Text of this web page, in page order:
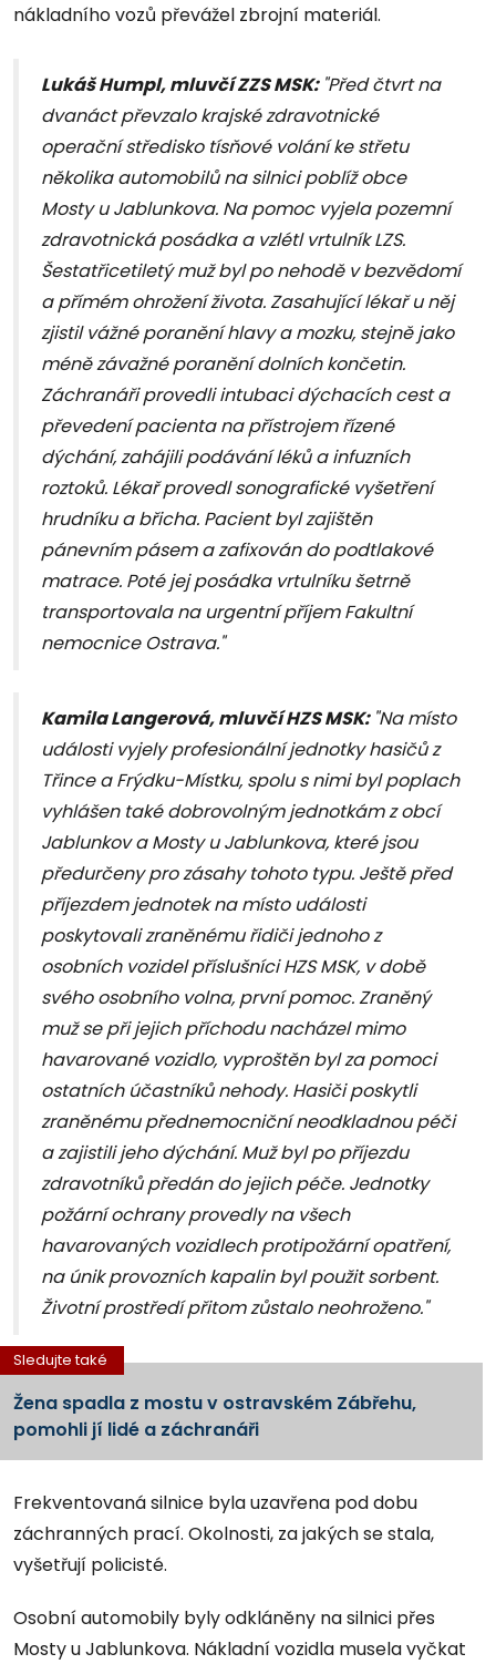
nákladního vozů převážel zbrojní materiál.
Lukáš Humpl, mluvčí ZZS MSK: "Před čtvrt na
dvanáct převzalo krajské zdravotnické
operační středisko tísňové volání ke střetu
několika automobilů na silnici poblíž obce
Mosty u Jablunkova. Na pomoc vyjela pozemní
zdravotnická posádka a vzlétl vrtulník LZS.
Šestatřicetiletý muž byl po nehodě v bezvědomí
a přímém ohrožení života. Zasahující lékař u něj
zjistil vážné poranění hlavy a mozku, stejně jako
méně závažné poranění dolních končetin.
Záchranáři provedli intubaci dýchacích cest a
převedení pacienta na přístrojem řízené
dýchání, zahájili podávání léků a infuzních
roztoků. Lékař provedl sonografické vyšetření
hrudníku a břicha. Pacient byl zajištěn
pánevním pásem a zafixován do podtlakové
matrace. Poté jej posádka vrtulníku šetrně
transportovala na urgentní příjem Fakultní
nemocnice Ostrava."
Kamila Langerová, mluvčí HZS MSK: "Na místo
události vyjely profesionální jednotky hasičů z
Třince a Frýdku-Místku, spolu s nimi byl poplach
vyhlášen také dobrovolným jednotkám z obcí
Jablunkov a Mosty u Jablunkova, které jsou
předurčeny pro zásahy tohoto typu. Ještě před
příjezdem jednotek na místo události
poskytovali zraněnému řidiči jednoho z
osobních vozidel příslušníci HZS MSK, v době
svého osobního volna, první pomoc. Zraněný
muž se při jejich příchodu nacházel mimo
havarované vozidlo, vyproštěn byl za pomoci
ostatních účastníků nehody. Hasiči poskytli
zraněnému přednemocniční neodkladnou péči
a zajistili jeho dýchání. Muž byl po příjezdu
zdravotníků předán do jejich péče. Jednotky
požární ochrany provedly na všech
havarovaných vozidlech protipožární opatření,
na únik provozních kapalin byl použit sorbent.
Životní prostředí přitom zůstalo neohroženo."
Sledujte také
Žena spadla z mostu v ostravském Zábřehu,
pomohli jí lidé a záchranáři
Frekventovaná silnice byla uzavřena pod dobu
záchranných prací. Okolnosti, za jakých se stala,
vyšetřují policisté.
Osobní automobily byly odkláněny na silnici přes
Mosty u Jablunkova. Nákladní vozidla musela vyčkat